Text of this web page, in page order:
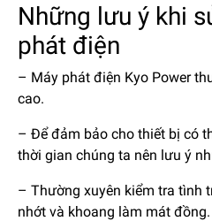
Những lưu ý khi
phát điện
– Máy phát điện Kyo Power
cao.
– Để đảm bảo cho thiết bị có
thời gian chúng ta nên lưu ý
– Thường xuyên kiểm tra tình
nhớt và khoang làm mát đồng.